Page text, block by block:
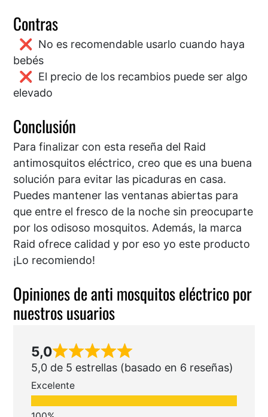
Contras
No es recomendable usarlo cuando haya
bebés
El precio de los recambios puede ser algo
elevado
Conclusión
Para finalizar con esta reseña del Raid
antimosquitos eléctrico, creo que es una buena
solución para evitar las picaduras en casa.
Puedes mantener las ventanas abiertas para
que entre el fresco de la noche sin preocuparte
por los odisoso mosquitos. Además, la marca
Raid ofrece calidad y por eso yo este producto
¡Lo recomiendo!
Opiniones de anti mosquitos eléctrico por
nuestros usuarios
5,0
5,0 de 5 estrellas (basado en 6 reseñas)
Excelente